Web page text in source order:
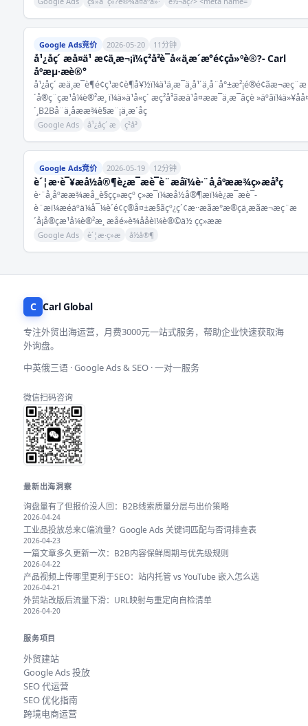
Google Ads竞价 2026-05-20 11分钟
å¹¿åç´ æå¤ä¹ æ¢ä¸æ¬¡ï¼ç²å³è¯å«ä¸æ´æ°é¢çå»ºè®?- Carl
åºæµ·æè®°
å¹¿åç´ æä¸æ¯è¶é¢ç¹æ¢è¶å¥½ï¼ä¹ä¸æ¯ä¸å¹´ä¸å¨å°±æ²¡é®é¢ãæ¬æç¨æ
´å®ç¨çæ¹å¼è®²æ¸ ï¼ä»ä¹å«ç´ æç²å³ãæä¹å¤æ­æ¯ä¸æ¯âçè
´¸B2Bå¨ä¸åææ¾è§æ¨¡ä¸æ´åç
Google Ads å¹¿åç´ æ ç²å³
Google Ads竞价 2026-05-19 12分钟
è´¦æ·è¯¥æå½å®¶è¿æ¯æè¯­è¨æåï¼è·¨å¸åºææ¾ç»æå³ç­
è·¨å¸åºææ¾æå¸¸è§çç»æçº ç»æ¯ï¼æå½å®¶æï¼è¿æ¯æè¯­
è¨æï¼æéäºä¼å¯¼è´é¢ç®å¤±æ§ãçº¿ç´¢æ··æãæ°æ®çä¸æãæ¬æç¨æ
´å¡å®çæ¹å¼è®²æ¸ æåé»è¾ååèï¼è®©ä½ çç»ææ
Google Ads è´¦æ·ç»æ å½å®¶
C Carl Global
专注外贸出海运营，月费3000元一站式服务，帮助企业快速获取海
外询盘。
中英俄三语 · Google Ads & SEO · 一对一服务
微信扫码咨询
最新出海洞察
询盘量有了但报价没人回：B2B线索质量分层与出价策略
2026-04-24
工业品投放总来C端流量？Google Ads 关键词匹配与否词排查表
2026-04-23
一篇文章多久更新一次：B2B内容保鲜周期与优先级规则
2026-04-22
产品视频上传哪里更利于SEO：站内托管 vs YouTube 嵌入怎么选
2026-04-21
外贸站改版后流量下滑：URL映射与重定向自检清单
2026-04-20
服务项目
外贸建站
Google Ads 投放
SEO 代运营
SEO 优化指南
跨境电商运营